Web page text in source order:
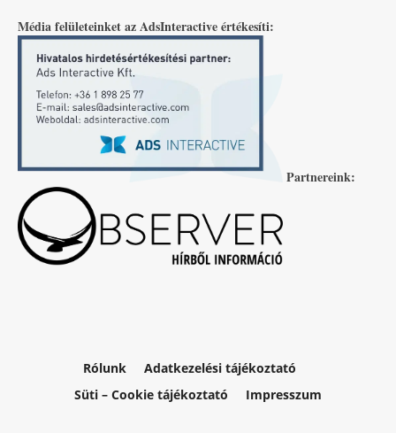
Média felületeinket az AdsInteractive értékesíti:
Partnereink:
Rólunk
Adatkezelési tájékoztató
Süti – Cookie tájékoztató
Impresszum